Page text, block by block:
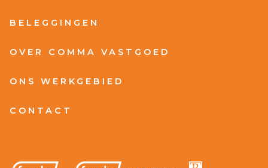
BELEGGINGEN
OVER COMMA VASTGOED
ONS WERKGEBIED
CONTACT